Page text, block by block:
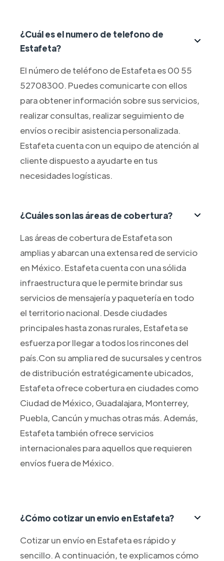
¿Cuál es el numero de telefono de
Estafeta?
El número de teléfono de Estafeta es 00 55
52708300. Puedes comunicarte con ellos
para obtener información sobre sus servicios,
realizar consultas, realizar seguimiento de
envíos o recibir asistencia personalizada.
Estafeta cuenta con un equipo de atención al
cliente dispuesto a ayudarte en tus
necesidades logísticas.
¿Cuáles son las áreas de cobertura?
Las áreas de cobertura de Estafeta son
amplias y abarcan una extensa red de servicio
en México. Estafeta cuenta con una sólida
infraestructura que le permite brindar sus
servicios de mensajería y paquetería en todo
el territorio nacional. Desde ciudades
principales hasta zonas rurales, Estafeta se
esfuerza por llegar a todos los rincones del
país.Con su amplia red de sucursales y centros
de distribución estratégicamente ubicados,
Estafeta ofrece cobertura en ciudades como
Ciudad de México, Guadalajara, Monterrey,
Puebla, Cancún y muchas otras más. Además,
Estafeta también ofrece servicios
internacionales para aquellos que requieren
envíos fuera de México.
¿Cómo cotizar un envio en Estafeta?
Cotizar un envío en Estafeta es rápido y
sencillo. A continuación, te explicamos cómo